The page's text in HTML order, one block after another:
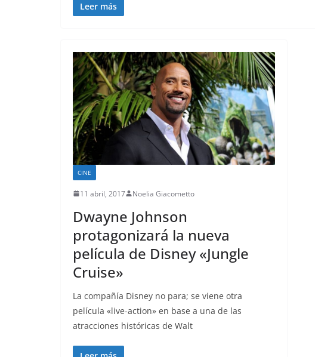
Leer más
CINE
11 abril, 2017 Noelia Giacometto
Dwayne Johnson
protagonizará la nueva
película de Disney «Jungle
Cruise»
La compañía Disney no para; se viene otra
película «live-action» en base a una de las
atracciones históricas de Walt